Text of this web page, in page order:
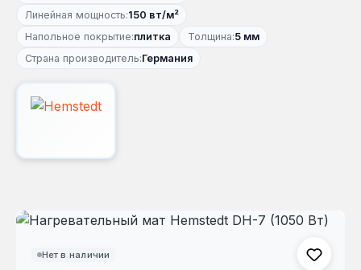
Линейная мощность:150 вт/м²
Напольное покрытие:плитка Толщина:5 мм
Страна производитель:Германия
Нет в наличии
Пропустить галерею изображений